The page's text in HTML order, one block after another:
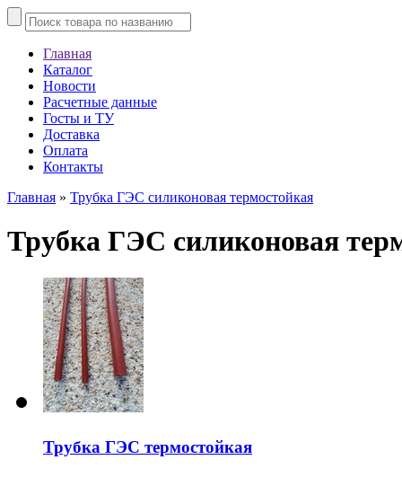
Главная
Каталог
Новости
Расчетные данные
Госты и ТУ
Доставка
Оплата
Контакты
Главная » Трубка ГЭС силиконовая термостойкая
Трубка ГЭС силиконовая
Трубка ГЭС термостойкая